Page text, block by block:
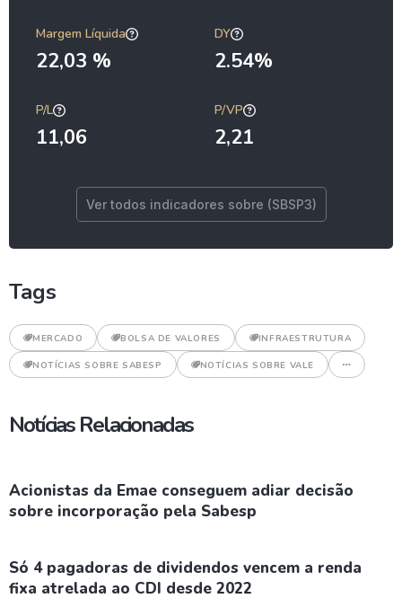
Margem Líquida
22,03 %
DY
2.54%
P/L
11,06
P/VP
2,21
Ver todos indicadores sobre (SBSP3)
Tags
MERCADO BOLSA DE VALORES INFRAESTRUTURA
NOTÍCIAS SOBRE SABESP NOTÍCIAS SOBRE VALE
Notícias Relacionadas
Acionistas da Emae conseguem adiar decisão
sobre incorporação pela Sabesp
Só 4 pagadoras de dividendos vencem a renda
fixa atrelada ao CDI desde 2022